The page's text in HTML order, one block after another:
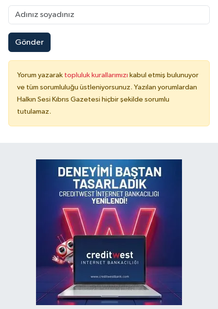
Gönder
Yorum yazarak topluluk kurallarımızı kabul etmiş bulunuyor
ve tüm sorumluluğu üstleniyorsunuz. Yazılan yorumlardan
Halkın Sesi Kıbrıs Gazetesi hiçbir şekilde sorumlu
tutulamaz.